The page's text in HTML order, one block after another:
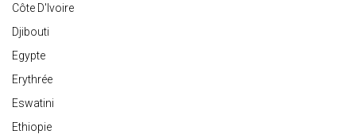
Côte D'Ivoire
Djibouti
Egypte
Erythrée
Eswatini
Ethiopie